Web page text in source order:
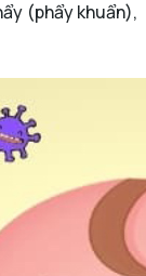
(phẩy khuẩn),